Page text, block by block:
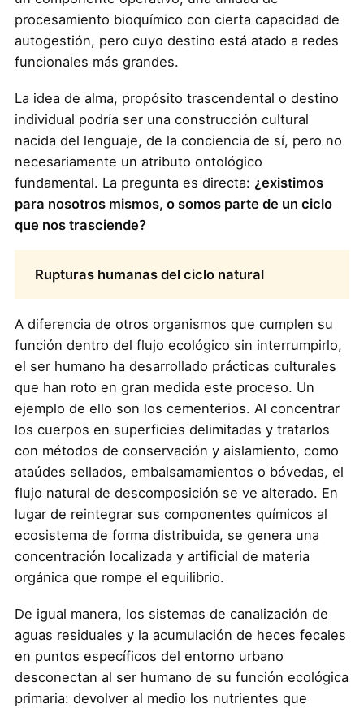
procesamiento bioquímico con cierta capacidad de
autogestión, pero cuyo destino está atado a redes
funcionales más grandes.
La idea de alma, propósito trascendental o destino
individual podría ser una construcción cultural
nacida del lenguaje, de la conciencia de sí, pero no
necesariamente un atributo ontológico
fundamental. La pregunta es directa: ¿existimos
para nosotros mismos, o somos parte de un ciclo
que nos trasciende?
Rupturas humanas del ciclo natural
A diferencia de otros organismos que cumplen su
función dentro del flujo ecológico sin interrumpirlo,
el ser humano ha desarrollado prácticas culturales
que han roto en gran medida este proceso. Un
ejemplo de ello son los cementerios. Al concentrar
los cuerpos en superficies delimitadas y tratarlos
con métodos de conservación y aislamiento, como
ataúdes sellados, embalsamamientos o bóvedas, el
flujo natural de descomposición se ve alterado. En
lugar de reintegrar sus componentes químicos al
ecosistema de forma distribuida, se genera una
concentración localizada y artificial de materia
orgánica que rompe el equilibrio.
De igual manera, los sistemas de canalización de
aguas residuales y la acumulación de heces fecales
en puntos específicos del entorno urbano
desconectan al ser humano de su función ecológica
primaria: devolver al medio los nutrientes que